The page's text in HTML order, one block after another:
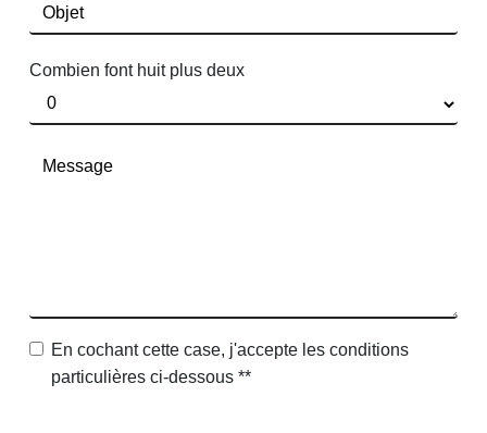
Combien font huit plus deux
En cochant cette case, j'accepte les conditions
particulières ci-dessous **